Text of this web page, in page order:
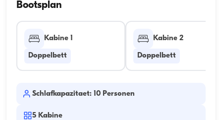
Bootsplan
Kabine 1
Doppelbett
Kabine 2
Doppelbett
Schlafkapazitaet: 10 Personen
5 Kabine